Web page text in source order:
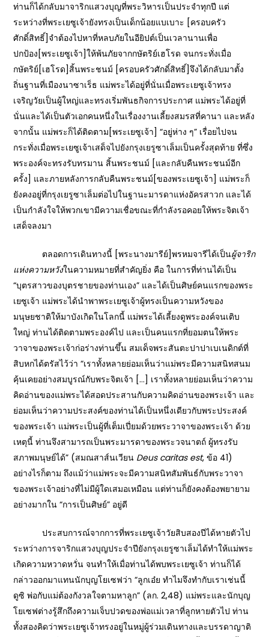
ท่านก็ได้กลับมาจาริกแสวงบุญที่พระวิหารเป็นประจำทุกปี แต่
ระหว่างที่พระเยซูเจ้ายังทรงเป็นเด็กน้อยแบเบาะ [ครอบครัว
ศักดิ์สิทธิ์]จำต้องไปหาที่หลบภัยในอียิปต์เป็นเวลานานเพื่อ
ปกป้อง[พระเยซูเจ้า]ให้พ้นภัยจากกษัตริย์เฮโรด จนกระทั่งเมื่อ
กษัตริย์[เฮโรด]สิ้นพระชนม์ [ครอบครัวศักดิ์สิทธิ์]จึงได้กลับมาตั้ง
ถิ่นฐานที่เมืองนาซาเร็ธ แม่พระได้อยู่ที่นั่นเมื่อพระเยซูเจ้าทรง
เจริญวัยเป็นผู้ใหญ่และทรงเริ่มพันธกิจการประกาศ แม่พระได้อยู่ที่
นั่นและได้เป็นตัวเอกคนหนึ่งในเรื่องงานเลี้ยงสมรสที่คานา และหลัง
จากนั้น แม่พระก็ได้ติดตาม[พระเยซูเจ้า] “อยู่ห่าง ๆ” เรื่อยไปจน
กระทั่งเมื่อพระเยซูเจ้าเสด็จไปยังกรุงเยรูซาเล็มเป็นครั้งสุดท้าย ที่ซึ่ง
พระองค์จะทรงรับทรมาน สิ้นพระชนม์ [และกลับคืนพระชนม์อีก
ครั้ง] และภายหลังการกลับคืนพระชนม์[ของพระเยซูเจ้า] แม่พระก็
ยังคงอยู่ที่กรุงเยรูซาเล็มต่อไปในฐานะมารดาแห่งอัครสาวก และได้
เป็นกำลังใจให้พวกเขามีความเชื่อขณะที่กำลังรอคอยให้พระจิตเจ้า
เสด็จลงมา
ตลอดการเดินทางนี้ [พระนางมารีย์]พรหมจารีได้เป็นผู้จาริก
แห่งความหวังในความหมายที่สำคัญยิ่ง คือ ในการที่ท่านได้เป็น
“บุตรสาวของบุตรชายของท่านเอง” และได้เป็นศิษย์คนแรกของพระ
เยซูเจ้า แม่พระได้นำพาพระเยซูเจ้าผู้ทรงเป็นความหวังของ
มนุษยชาติให้มาบังเกิดในโลกนี้ แม่พระได้เลี้ยงดูพระองค์จนเติบ
ใหญ่ ท่านได้ติดตามพระองค์ไป และเป็นคนแรกที่ยอมตนให้พระ
วาจาของพระเจ้าก่อร่างท่านขึ้น สมเด็จพระสันตะปาปาเบเนดิกต์ที่
สิบหกได้ตรัสไว้ว่า “เราทั้งหลายย่อมเห็นว่าแม่พระมีความสนิทสนม
คุ้นเคยอย่างสมบูรณ์กับพระจิตเจ้า […] เราทั้งหลายย่อมเห็นว่าความ
คิดอ่านของแม่พระได้สอดประสานกับความคิดอ่านของพระเจ้า และ
ย่อมเห็นว่าความประสงค์ของท่านได้เป็นหนึ่งเดียวกับพระประสงค์
ของพระเจ้า แม่พระเป็นผู้ที่เต็มเปี่ยมด้วยพระวาจาของพระเจ้า ด้วย
เหตุนี้ ท่านจึงสามารถเป็นพระมารดาของพระวจนาตถ์ ผู้ทรงรับ
สภาพมนุษย์ได้” (สมณสาส์นเวียน Deus caritas est, ข้อ 41)
อย่างไรก็ตาม ถึงแม้ว่าแม่พระจะมีความสนิทสัมพันธ์กับพระวาจา
ของพระเจ้าอย่างที่ไม่มีผู้ใดเสมอเหมือน แต่ท่านก็ยังคงต้องพยายาม
อย่างมากใน “การเป็นศิษย์” อยู่ดี
ประสบการณ์จากการที่พระเยซูเจ้าวัยสิบสองปีได้หายตัวไป
ระหว่างการจาริกแสวงบุญประจำปียังกรุงเยรูซาเล็มได้ทำให้แม่พระ
เกิดความหวาดหวั่น จนทำให้เมื่อท่านได้พบพระเยซูเจ้า ท่านก็ได้
กล่าวออกมาแทนนักบุญโยเซฟว่า “ลูกเอ๋ย ทำไมจึงทำกับเราเช่นนี้
ดูซิ พ่อกับแม่ต้องกังวลใจตามหาลูก” (ลก. 2,48) แม่พระและนักบุญ
โยเซฟต่างรู้สึกถึงความเจ็บปวดของพ่อแม่เวลาที่ลูกหายตัวไป ท่าน
ทั้งสองคิดว่าพระเยซูเจ้าทรงอยู่ในหมู่ผู้ร่วมเดินทางและบรรดาญาติ